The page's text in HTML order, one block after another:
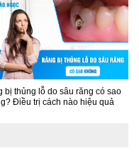
bị thủng lỗ do sâu răng có sao
Điều trị cách nào hiệu quả